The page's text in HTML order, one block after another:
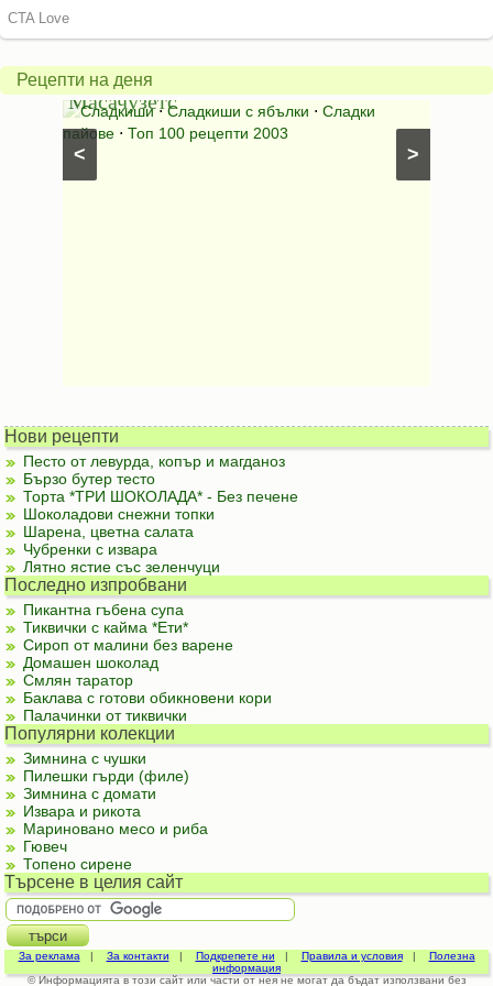
Рецепти на деня
>
<
ябълков
пай
от
Масачузетс
Сладкиши⋅Сладкиши с ябълки ⋅ Сладки
пайове ⋅ Топ 100 рецепти 2003
питка
на
мама
Нови рецепти
Песто от левурда, копър и магданоз
Бързо бутер тесто
Торта *ТРИ ШОКОЛАДА* - Без печене
Шоколадови снежни топки
Шарена, цветна салата
Чубренки с извара
Лятно ястие със зеленчуци
Последно изпробвани
Пикантна гъбена супа
Тиквички с кайма *Ети*
Сироп от малини без варене
Домашен шоколад
Смлян таратор
Баклава с готови обикновени кори
Палачинки от тиквички
Популярни колекции
Зимнина с чушки
Пилешки гърди (филе)
Зимнина с домати
Извара и рикота
Мариновано месо и риба
Гювеч
Топено сирене
Търсене в целия сайт
За реклама | За контакти | Подкрепете ни | Правила и условия| Полезна
информация
© Информацията в този сайт или части от нея не могат да бъдат използвани без